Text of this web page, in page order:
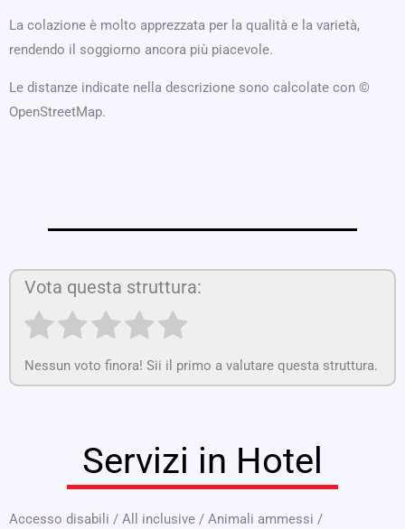
La colazione è molto apprezzata per la qualità e la varietà,
rendendo il soggiorno ancora più piacevole.
Le distanze indicate nella descrizione sono calcolate con ©
OpenStreetMap.
Vota questa struttura:
Nessun voto finora! Sii il primo a valutare questa struttura.
Servizi in Hotel
Accesso disabili / All inclusive / Animali ammessi /